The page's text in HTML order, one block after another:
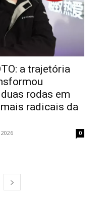
a trajetória
rodas em
radicais da
0